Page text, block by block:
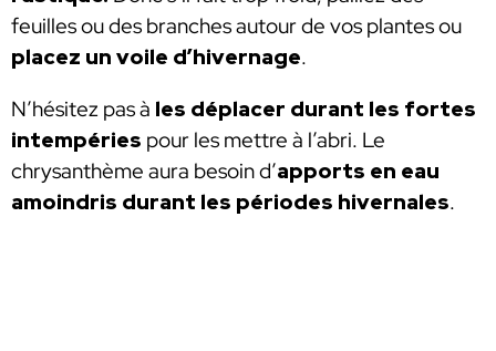
feuilles ou des branches autour de vos plantes ou
placez un voile d’hivernage.
N’hésitez pas à les déplacer durant les fortes
intempéries pour les mettre à l’abri. Le
chrysanthème aura besoin d’apports en eau
amoindris durant les périodes hivernales.